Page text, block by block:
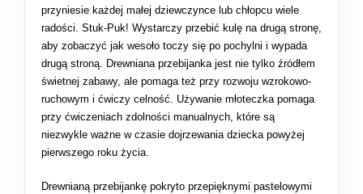
przyniesie każdej małej dziewczynce lub chłopcu wiele
radości. Stuk-Puk! Wystarczy przebić kulę na drugą stronę,
aby zobaczyć jak wesoło toczy się po pochylni i wypada
drugą stroną. Drewniana przebijanka jest nie tylko źródłem
świetnej zabawy, ale pomaga też przy rozwoju wzrokowo-
ruchowym i ćwiczy celność. Używanie młoteczka pomaga
przy ćwiczeniach zdolności manualnych, które są
niezwykle ważne w czasie dojrzewania dziecka powyżej
pierwszego roku życia.
Drewnianą przebijankę pokryto przepięknymi pastelowymi